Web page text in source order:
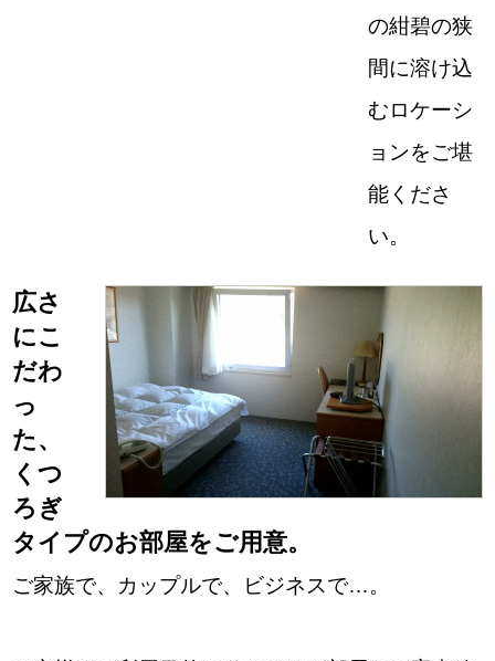
の紺碧の狭
間に溶け込
むロケーシ
ョンをご堪
能くださ
い。
広さ
にこ
だわ
っ
た、
くつ
ろぎ
タイプのお部屋をご用意。
ご家族で、カップルで、ビジネスで…。